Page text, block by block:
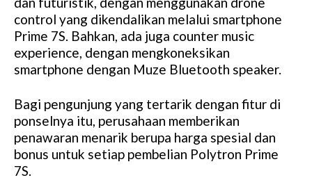
control yang dikendalikan melalui smartphone
Prime 7S. Bahkan, ada juga counter music
experience, dengan mengkoneksikan
smartphone dengan Muze Bluetooth speaker.
Bagi pengunjung yang tertarik dengan fitur di
ponselnya itu, perusahaan memberikan
penawaran menarik berupa harga spesial dan
bonus untuk setiap pembelian Polytron Prime
7S.